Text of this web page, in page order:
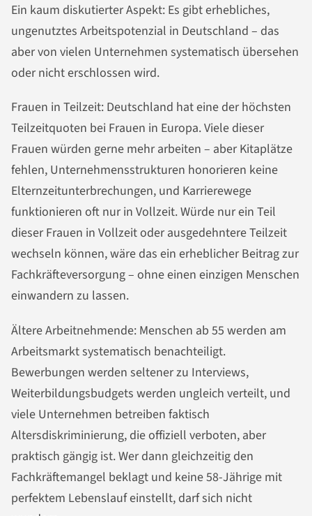
Ein kaum diskutierter Aspekt: Es gibt erhebliches,
ungenutztes Arbeitspotenzial in Deutschland – das
aber von vielen Unternehmen systematisch übersehen
oder nicht erschlossen wird.
Frauen in Teilzeit: Deutschland hat eine der höchsten
Teilzeitquoten bei Frauen in Europa. Viele dieser
Frauen würden gerne mehr arbeiten – aber Kitaplätze
fehlen, Unternehmensstrukturen honorieren keine
Elternzeitunterbrechungen, und Karrierewege
funktionieren oft nur in Vollzeit. Würde nur ein Teil
dieser Frauen in Vollzeit oder ausgedehntere Teilzeit
wechseln können, wäre das ein erheblicher Beitrag zur
Fachkräfteversorgung – ohne einen einzigen Menschen
einwandern zu lassen.
Ältere Arbeitnehmende: Menschen ab 55 werden am
Arbeitsmarkt systematisch benachteiligt.
Bewerbungen werden seltener zu Interviews,
Weiterbildungsbudgets werden ungleich verteilt, und
viele Unternehmen betreiben faktisch
Altersdiskriminierung, die offiziell verboten, aber
praktisch gängig ist. Wer dann gleichzeitig den
Fachkräftemangel beklagt und keine 58-Jährige mit
perfektem Lebenslauf einstellt, darf sich nicht